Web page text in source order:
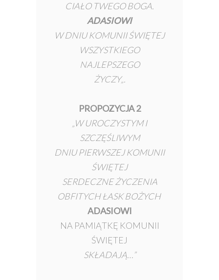
CIAŁO TWEGO BOGA.
ADASIOWI
W DNIU KOMUNII ŚWIĘTEJ
WSZYSTKIEGO
NAJLEPSZEGO
ŻYCZY„.
PROPOZYCJA 2
„W UROCZYSTYM I
SZCZĘŚLIWYM
DNIU PIERWSZEJ KOMUNII
ŚWIĘTEJ
SERDECZNE ŻYCZENIA
OBFITYCH ŁASK BOŻYCH
ADASIOWI
NA PAMIĄTKĘ KOMUNII
ŚWIĘTEJ
SKŁADAJĄ…”